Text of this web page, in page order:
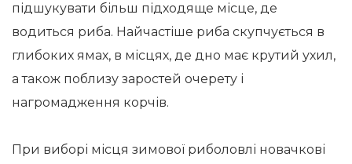
підшукувати більш підходяще місце, де
водиться риба. Найчастіше риба скупчується в
глибоких ямах, в місцях, де дно має крутий ухил,
а також поблизу заростей очерету і
нагромадження корчів.
При виборі місця зимової риболовлі новачкові